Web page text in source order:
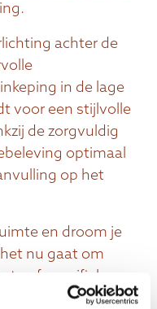
achter de
in de lage
voor een stijlvolle
de zorgvuldig
optimaal
op het
en droom je
nu gaat om
of specifieke
graag met je